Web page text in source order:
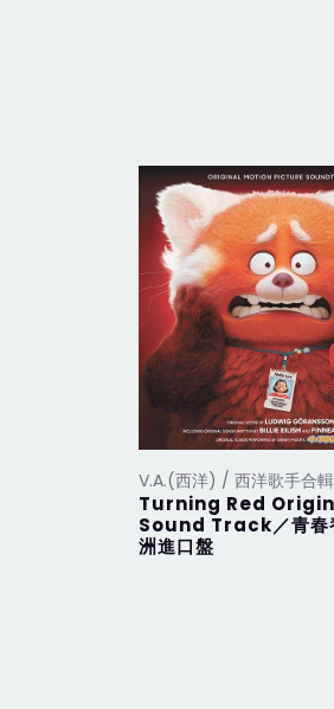
V.A.(西洋) / 西洋歌手合輯
Turning Red
Sound Track／青春
洲進口盤